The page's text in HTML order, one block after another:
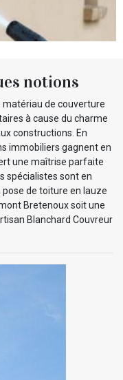
notions
matériau de couverture
à cause du charme
constructions. En
immobiliers gagnent en
une maîtrise parfaite
spécialistes sont en
de toiture en lauze
Bretenoux soit une
Blanchard Couvreur